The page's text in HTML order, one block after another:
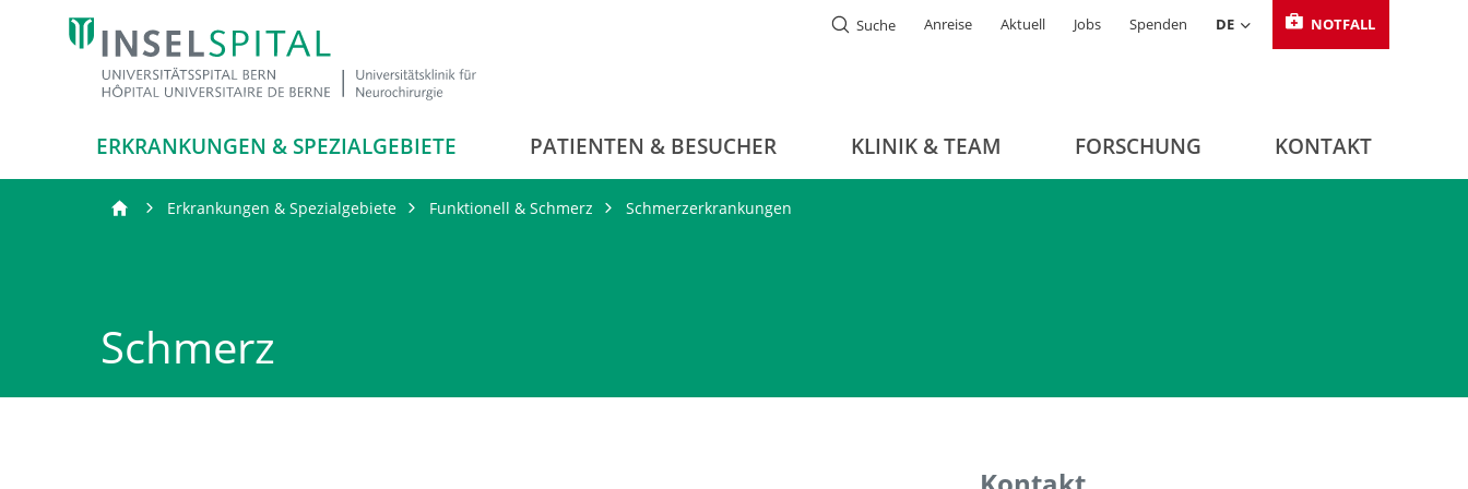
Suche NOTFALL
Anreise Aktuell Jobs Spenden DE
ERKRANKUNGEN & SPEZIALGEBIETE PATIENTEN & BESUCHER KLINIK & TEAM FORSCHUNG KONTAKT
Erkrankungen & Spezialgebiete Funktionell & Schmerz Schmerzerkrankungen
Schmerz